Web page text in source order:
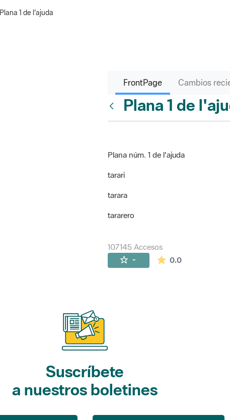
Plana 1 de l'ajuda
FrontPage Cambios
Plana 1 de
Plana núm. 1 de l'ajuda
tarari
tarara
tararero
107145 Accesos
- 0.0La valoración
Suscríbete
a nuestros boletines